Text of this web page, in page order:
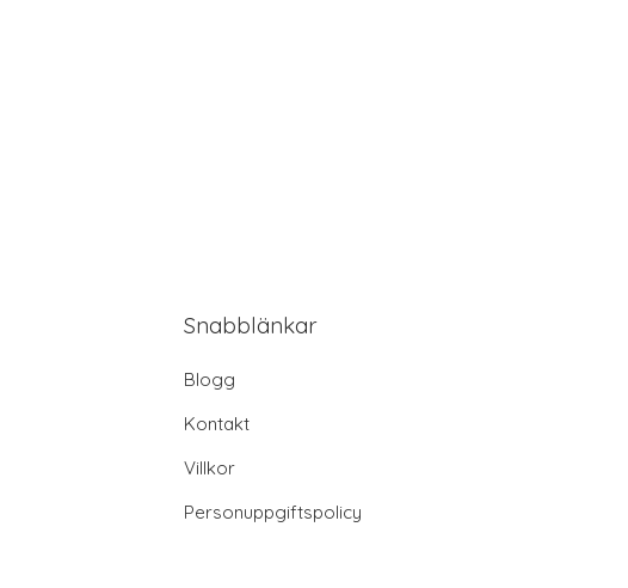
Snabblänkar
Blogg
Kontakt
Villkor
Personuppgiftspolicy